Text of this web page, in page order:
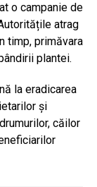
o campanie de
atrag
timp, primăvara
plantei.
la eradicarea
și
căilor